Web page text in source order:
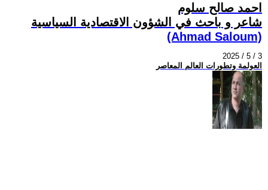
احمد صالح سلوم
شاعر و باحث في الشؤون الاقتصادية السياسية
(Ahmad Saloum)
2025 / 5 / 3
العولمة وتطورات العالم المعاصر